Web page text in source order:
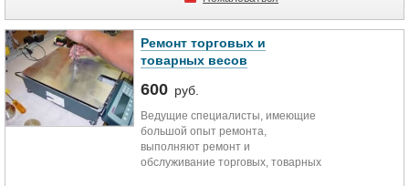
Переделать в эвакуатор.
Установить сдвижную
эвакуаторную платфрму.
Переоформить документы в
ТГ-301, ТГ-221, ТГ-121, ТГ-122.
Применяются новые качественные
запчасти и комплектующие.
Ремонт торговых и
товарных весов
600 руб.
Ведущие специалисты, имеющие
большой опыт ремонта,
выполняют ремонт и
обслуживание торговых, товарных